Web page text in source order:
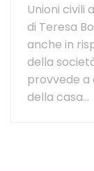
Unioni civili
di Teresa
anche in
della
provvede a
della casa...